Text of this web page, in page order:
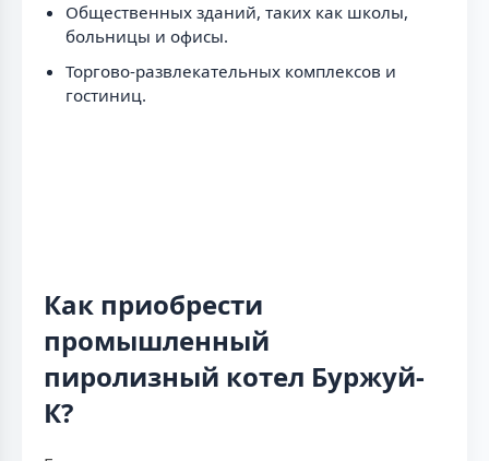
Общественных зданий, таких как школы,
больницы и офисы.
Торгово-развлекательных комплексов и
гостиниц.
Как приобрести
промышленный
пиролизный котел Буржуй-
К?